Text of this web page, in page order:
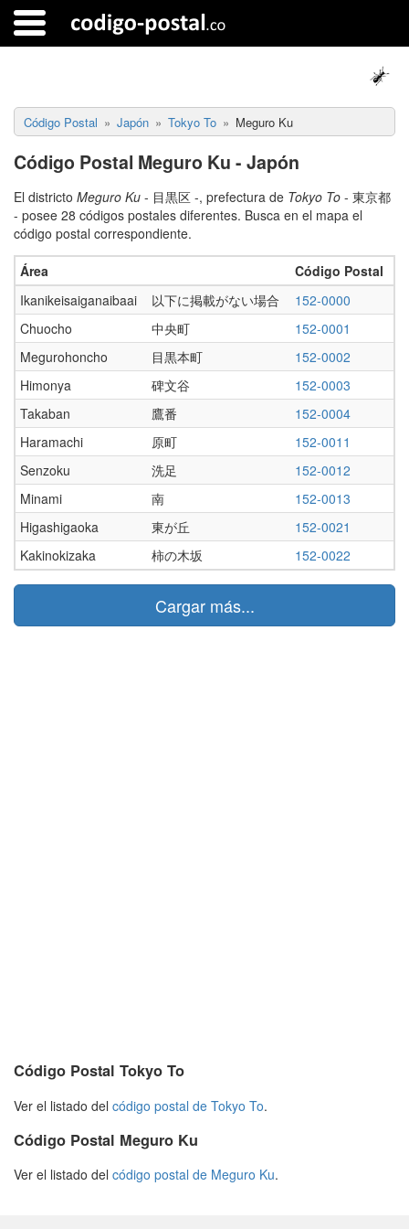
Código Postal Japón Tokyo To Meguro Ku
Código Postal Meguro Ku - Japón
El districto Meguro Ku - 目黒区 -, prefectura de Tokyo To - 東京都
- posee 28 códigos postales diferentes. Busca en el mapa el
código postal correspondiente.
Área
Código Postal
Ikanikeisaiganaibaai
以下に掲載がない場合
152-0000
Chuocho
中央町
152-0001
Megurohoncho
目黒本町
152-0002
Himonya
碑文谷
152-0003
Takaban
鷹番
152-0004
Haramachi
原町
152-0011
Senzoku
洗足
152-0012
Minami
南
152-0013
Higashigaoka
東が丘
152-0021
Kakinokizaka
柿の木坂 152-0022
Cargar más...
Código Postal Tokyo To
Ver el listado del código postal de Tokyo To.
Código Postal Meguro Ku
Ver el listado del código postal de Meguro Ku.